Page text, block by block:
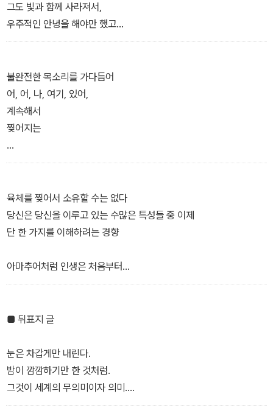
그도 빛과 함께 사라져서,
우주적인 안녕을 해야만 했고
먼지처럼
이곳저곳에 묻어 있다가,
쓱 닦이곤 했다.
불완전한 목소리를 가다듬어
어, 어, 나, 여기, 있어,
계속해서
찢어지는
천 조각의 실 한 오라기로
있을 수 없는 일이 되어가면서
쓸 수 없는 문자로 쪼개지면서
―「후천적인 삶」 부분
육체를 찢어서 소유할 수는 없다
당신은 당신을 이루고 있는 수많은 특성들 중 이제
단 한 가지를 이해하려는 경향
아마추어처럼 인생은 처음부터
오 초 후가 끝이라는 걸 누워서 깨닫는
전 생애는 아마추어처럼
―「단지 한 장면들」 부분
■ 뒤표지 글
눈은 차갑게만 내린다.
밤이 깜깜하기만 한 것처럼.
그것이 세계의 무의미이자 의미.